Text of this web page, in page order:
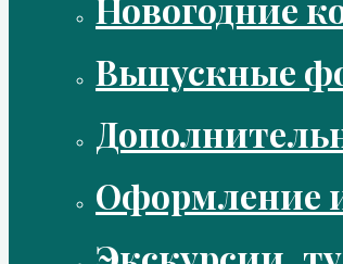
Выпускные
Оформление